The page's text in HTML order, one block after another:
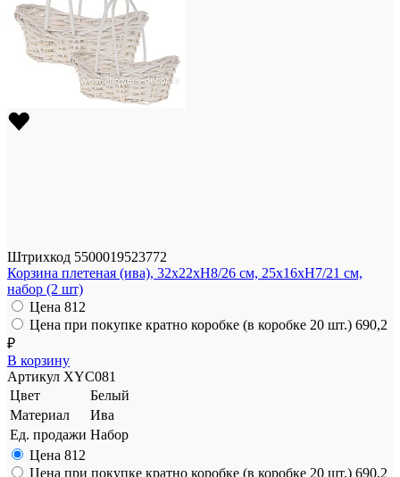
Штрихкод 5500019523772
Корзина плетеная (ива), 32x22xH8/26 см, 25x16xH7/21 см,
набор (2 шт)
Цена 812
Цена при покупке кратно коробке (в коробке 20 шт.) 690,2
₽
В корзину
Артикул XYC081
Цвет
Белый
Материал
Ива
Ед. продажи Набор
Цена 812
Цена при покупке кратно коробке (в коробке 20 шт.) 690,2